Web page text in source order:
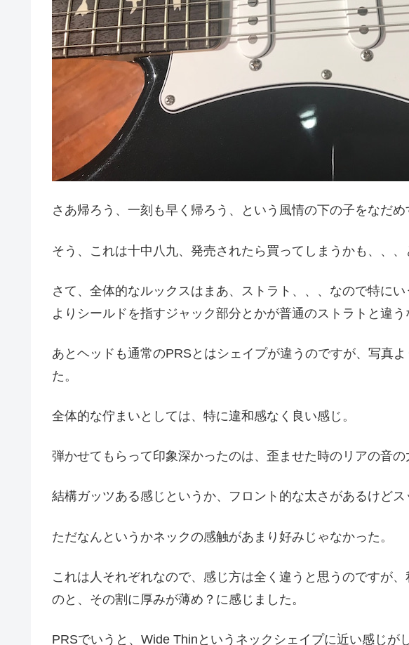
さあ帰ろう、一刻も早く帰ろう、という風情の下の子をなだめ
そう、これは十中八九、発売されたら買ってしまうかも、、、
さて、全体的なルックスはまあ、ストラト、、、なので特に
よりシールドを指すジャック部分とかが普通のストラトと違う
あとヘッドも通常のPRSとはシェイプが違うのですが、写真
た。
全体的な佇まいとしては、特に違和感なく良い感じ。
弾かせてもらって印象深かったのは、歪ませた時のリアの音の
結構ガッツある感じというか、フロント的な太さがあるけど
ただなんというかネックの感触があまり好みじゃなかった。
これは人それぞれなので、感じ方は全く違うと思うのですが
のと、その割に厚みが薄め？に感じました。
PRSでいうと、Wide Thinというネックシェイプに近い感じが